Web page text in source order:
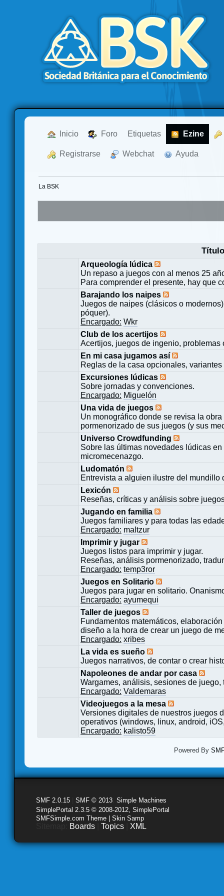
Inicio Foro Etiquetas Ezine
Registrarse Webchat Ayuda
La BSK
Título
Arqueología lúdica
Un repaso a juegos con al menos 25
Para comprender el presente, hay que
Barajando los naipes
Juegos de naipes (clásicos o
póquer).
Encargado: Wkr
Club de los acertijos
Acertijos, juegos de ingenio,
En mi casa jugamos así
Reglas de la casa opcionales,
Excursiones lúdicas
Sobre jornadas y convenciones.
Encargado: Miguelón
Una vida de juegos
Un monográfico donde se revisa la
pormenorizado de sus juegos (y sus
Universo Crowdfunding
Sobre las últimas novedades lúdicas
micromecenazgo.
Ludomatón
Entrevista a alguien ilustre del mundillo
Lexicón
Reseñas, críticas y análisis sobre
Jugando en familia
Juegos familiares y para todas las
Encargado: maltzur
Imprimir y jugar
Juegos listos para imprimir y jugar.
Reseñas, análisis pormenorizado,
Encargado: temp3ror
Juegos en Solitario
Juegos para jugar en solitario.
Encargado: ayumequi
Taller de juegos
Fundamentos matemáticos,
diseño a la hora de crear un juego de
Encargado: xribes
La vida es sueño
Juegos narrativos, de contar o crear
Napoleones de andar por casa
Wargames, análisis, sesiones de
Encargado: Valdemaras
Videojuegos a la mesa
Versiones digitales de nuestros juegos
operativos (windows, linux, android,
Encargado: kalisto59
Powered By
SMF 2.0.15 SMF © 2013 Simple Machines
SimplePortal 2.3.5 © 2008-2012, SimplePortal
SMFSimple.com Theme | Skin Samp
Boards Topics XML